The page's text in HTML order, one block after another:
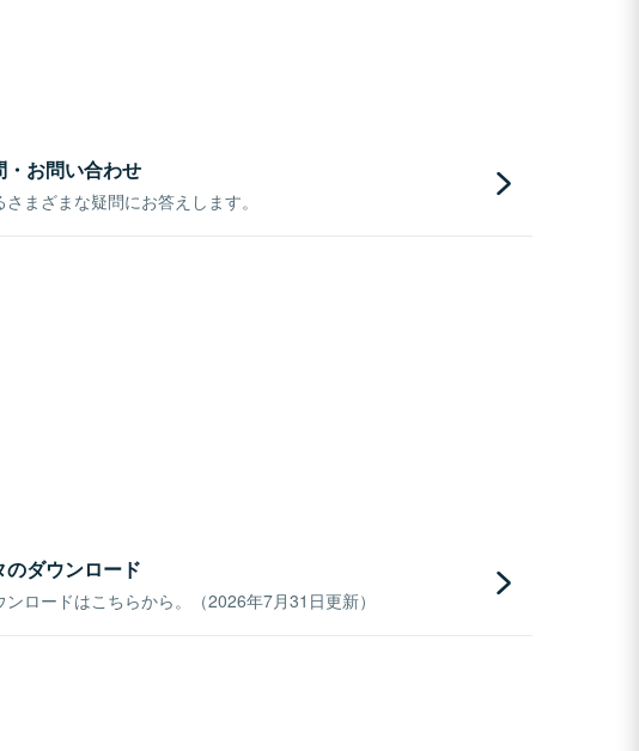
・お問い合わせ
まざまな疑問にお答えします。
ダウンロード
ロードはこちらから。（2026年7月31日更新）